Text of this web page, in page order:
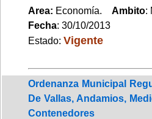
Area: Economía. Ambito:
Fecha: 30/10/2013
Estado: Vigente
Ordenanza Municipal
De Vallas, Andamios,
Contenedores